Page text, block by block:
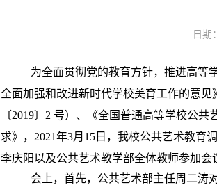
日期
为全面贯彻党的教育方针，推进高等
全面加强和改进新时代学校美育工作的意
〔2019〕 2 号）、《全国普通高等学校公共
求》， 2021年3月 15日，我校公共艺术教育
李庆阳以及公共艺术教学部全体教师参加会
会上，首先，公共艺术部主任周二涛